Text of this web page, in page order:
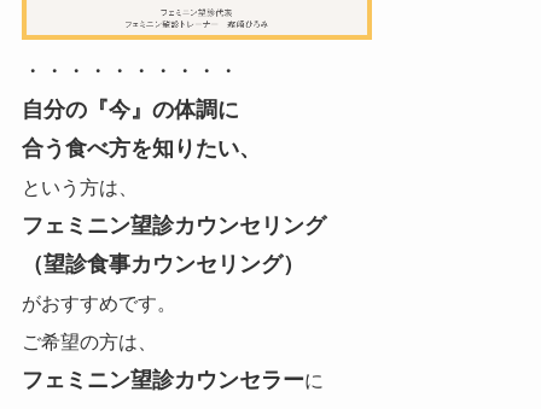
・・・・・・・・・・
自分の『今』の体調に
合う食べ方を知りたい、
という方は、
フェミニン望診カウンセリング
（望診食事カウンセリング）
がおすすめです。
ご希望の方は、
フェミニン望診カウンセラーに